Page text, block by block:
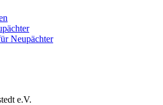
Neupächter
e.V.